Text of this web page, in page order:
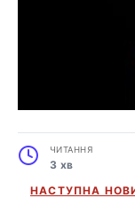
ЧИТАННЯ
3 хв
НАСТУПНА